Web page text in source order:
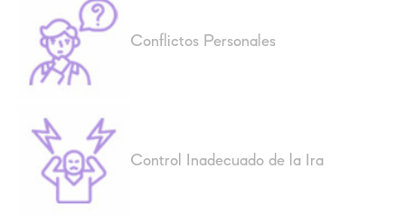
Conflictos Personales
Control Inadecuado de la Ira